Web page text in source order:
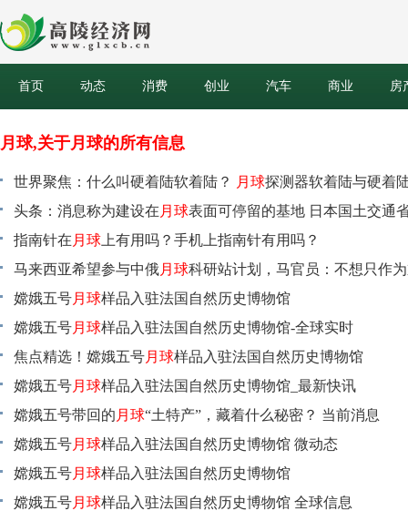
首页 动态 消费 创业 汽车 商业 房
月球,关于月球的所有信息
世界聚焦：什么叫硬着陆软着陆？ 月球探测器软着陆与硬着
什么？
头条：消息称为建设在 月球表面可停留的基地 日本国土交通
无人重型建筑机械的研发
指南针在 月球 上有用吗？手机上指南针有用吗？
马来西亚希望参与中俄 月球科研站计划，马官员：不想只作
嫦娥五号月球样品入驻法国自然历史博物馆
嫦娥五号月球样品入驻法国自然历史博物馆-全球实时
焦点精选！嫦娥五号月球样品入驻法国自然历史博物馆
嫦娥五号月球样品入驻法国自然历史博物馆_最新快讯
嫦娥五号带回的 月球“土特产”，藏着什么秘密？ 当前消息
嫦娥五号月球样品入驻法国自然历史博物馆 微动态
嫦娥五号月球样品入驻法国自然历史博物馆
嫦娥五号月球样品入驻法国自然历史博物馆 全球信息